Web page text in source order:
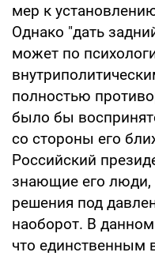
мер к
Однако "дать
может по
полностью
было бы
со стороны его
Российский
знающие его люди,
решения под
наоборот. В
что единственным